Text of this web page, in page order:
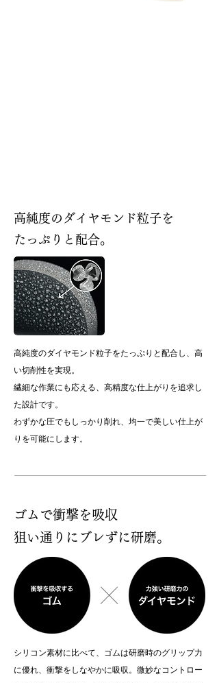
高純度のダイヤモンド粒子を
たっぷりと配合。
高純度のダイヤモンド粒子をたっぷりと配合し、高
い切削性を実現。
繊細な作業にも応える、高精度な仕上がりを追求し
た設計です。
わずかな圧でもしっかり削れ、均一で美しい仕上が
りを可能にします。
ゴムで衝撃を吸収
狙い通りにブレずに研磨。
シリコン素材に比べて、ゴムは研磨時のグリップ力
に優れ、衝撃をしなやかに吸収。微妙なコントロー